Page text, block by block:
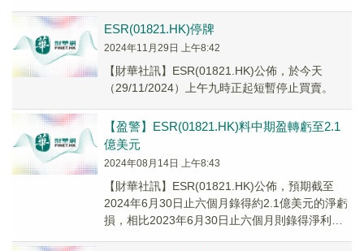
ESR(01821.HK)停牌
2024年11月29日 上午8:42
【財華社訊】ESR(01821.HK)公佈，於今天
（29/11/2024）上午九時正起短暫停止買賣。
【盈警】ESR(01821.HK)料中期盈轉虧至2.1
億美元
2024年08月14日 上午8:43
【財華社訊】ESR(01821.HK)公佈，預期截至
2024年6月30日止六個月錄得約2.1億美元的淨虧
損，相比2023年6月30日止六個月則錄得淨利潤